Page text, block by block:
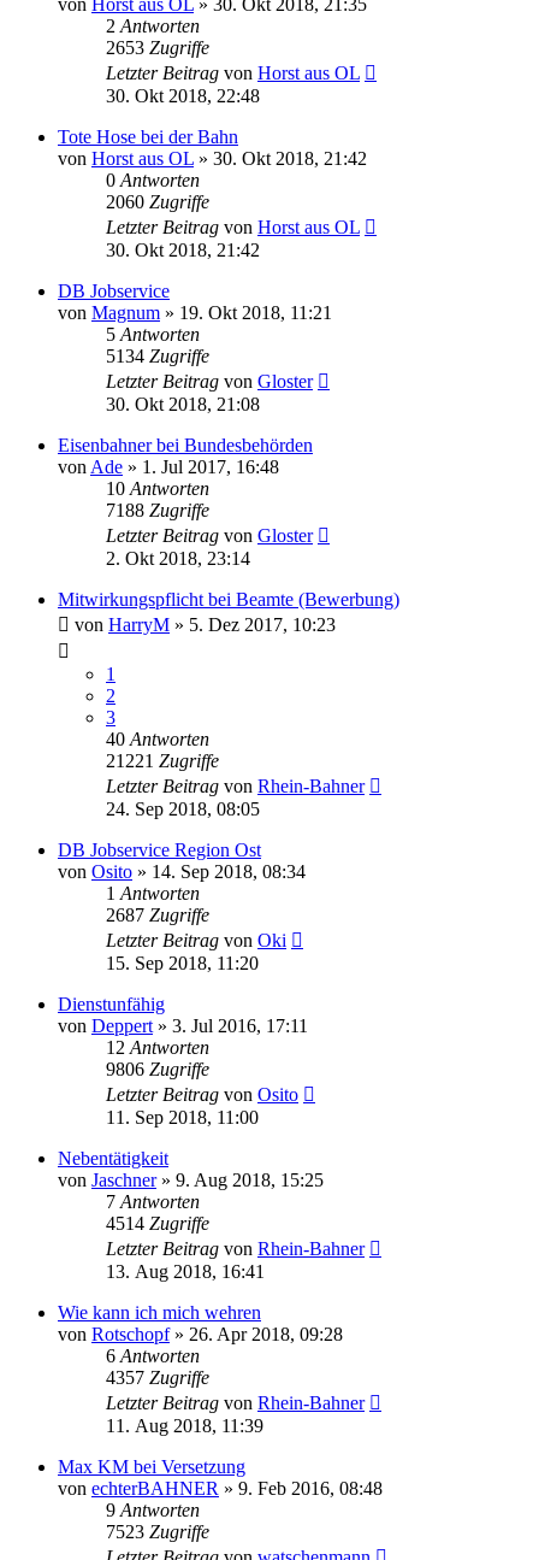
2 Antworten
2653 Zugriffe
Letzter Beitrag von Horst aus OL
30. Okt 2018, 22:48
Tote Hose bei der Bahn
von Horst aus OL » 30. Okt 2018, 21:42
0 Antworten
2060 Zugriffe
Letzter Beitrag von Horst aus OL
30. Okt 2018, 21:42
DB Jobservice
von Magnum » 19. Okt 2018, 11:21
5 Antworten
5134 Zugriffe
Letzter Beitrag von Gloster
30. Okt 2018, 21:08
Eisenbahner bei Bundesbehörden
von Ade » 1. Jul 2017, 16:48
10 Antworten
7188 Zugriffe
Letzter Beitrag von Gloster
2. Okt 2018, 23:14
Mitwirkungspflicht bei Beamte (Bewerbung)
von HarryM » 5. Dez 2017, 10:23
1
2
3
40 Antworten
21221 Zugriffe
Letzter Beitrag von Rhein-Bahner
24. Sep 2018, 08:05
DB Jobservice Region Ost
von Osito » 14. Sep 2018, 08:34
1 Antworten
2687 Zugriffe
Letzter Beitrag von Oki
15. Sep 2018, 11:20
Dienstunfähig
von Deppert » 3. Jul 2016, 17:11
12 Antworten
9806 Zugriffe
Letzter Beitrag von Osito
11. Sep 2018, 11:00
Nebentätigkeit
von Jaschner» 9. Aug 2018, 15:25
7 Antworten
4514 Zugriffe
Letzter Beitrag von Rhein-Bahner
13. Aug 2018, 16:41
Wie kann ich mich wehren
von Rotschopf» 26. Apr 2018, 09:28
6 Antworten
4357 Zugriffe
Letzter Beitrag von Rhein-Bahner
11. Aug 2018, 11:39
Max KM bei Versetzung
von echterBAHNER » 9. Feb 2016, 08:48
9 Antworten
7523 Zugriffe